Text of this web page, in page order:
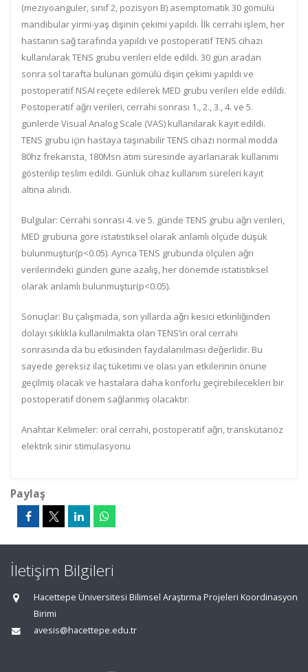
(meziyoanguler, sınıf 2, pozisyon B) asemptomatik 30 gömülü
mandibularyirmi-yaş dişinin çekimi yapıldı. İlk cerrahi işlem, her
hastanın sağ tarafında yapıldı ve postoperatif TENS cihazı
kullanılarak TENS grubu verileri elde edildi. 30 gün aradan
sonra sol tarafta bulunan gömülü dişin çekimi yapıldı ve
postoperatif NSAI reçete edilerek MED grubu verileri elde edildi.
Postoperatif ağrı verileri, cerrahi sonrası 1., 2., 3., 4. ve 5.
günlerde Visual Analog Scale (VAS) kullanılarak kayıt edildi.
TENS grubu için hastaya taşınabilir TENS cihazı normal modda
80hz frekansta, 180Msn atım süresinde ayarlanarak kullanımı
gösterilip teslim edildi. Günlük cihaz kullanım süreleri kayıt
altına alındı.
Bulgular: Cerrahi sonrası 4. ve 5. günde TENS grubu ağrı verileri,
MED grubuna göre istatistiksel olarak anlamlı ölçüde düşük
bulunmuştur(p<0.05). Ayrıca TENS grubunda ölçülen ağrı
verilerindeki günden güne azalış, her dönemde istatistiksel
olarak anlamlı bulunmuştur(p<0.05).
Sonuçlar: Bu çalışmada, son yıllarda ağrı kesici etkinliğinden
dolayı sıklıkla kullanılmakta olan TENS’in oral cerrahi
sonrasında da bu etkisinden faydalanılması değerlidir. Bu
sayede gereksiz ilaç tüketimi ve olası yan etkilerinin önüne
geçilmiş olacak ve hastalara daha konforlu geçirebilecekleri bir
postoperatif dönem sağlanmış olacaktır.
Anahtar Kelimeler: oral cerrahi, postoperatif ağrı, transkütanöz
elektrik sinir stimulasyonu
Paylaş
İletişim Bilgileri
Hacettepe Üniversitesi Bilimsel Araştırma Projeleri Koordinasyon
Birimi
avesis@hacettepe.edu.tr